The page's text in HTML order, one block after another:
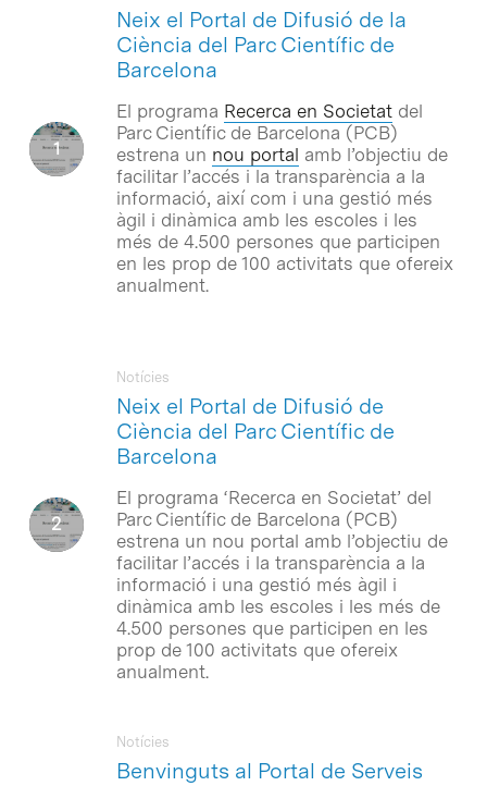
Neix el Portal de Difusió de la
Ciència del Parc Científic de
Barcelona
El programa Recerca en Societatdel
Parc Científic de Barcelona (PCB)
estrena un nou portal amb l’objectiu de
facilitar l’accés i la transparència a la
informació, així com i una gestió més
àgil i dinàmica amb les escoles i les
més de 4.500 persones que participen
en les prop de 100 activitats que ofereix
anualment.
Neix el Portal de Difusió de
Ciència del Parc Científic de
Barcelona
Notícies
El programa ‘Recerca en Societat’ del
Parc Científic de Barcelona (PCB)
estrena un nou portal amb l’objectiu de
facilitar l’accés i la transparència a la
informació i una gestió més àgil i
dinàmica amb les escoles i les més de
4.500 persones que participen en les
prop de 100 activitats que ofereix
anualment.
Benvinguts al Portal de Serveis
Notícies